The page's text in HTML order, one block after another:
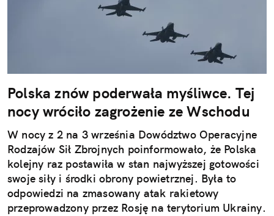
Polska znów poderwała myśliwce. Tej
nocy wróciło zagrożenie ze Wschodu
W nocy z 2 na 3 września Dowództwo Operacyjne
Rodzajów Sił Zbrojnych poinformowało, że Polska
kolejny raz postawiła w stan najwyższej gotowości
swoje siły i środki obrony powietrznej. Była to
odpowiedzi na zmasowany atak rakietowy
przeprowadzony przez Rosję na terytorium Ukrainy.